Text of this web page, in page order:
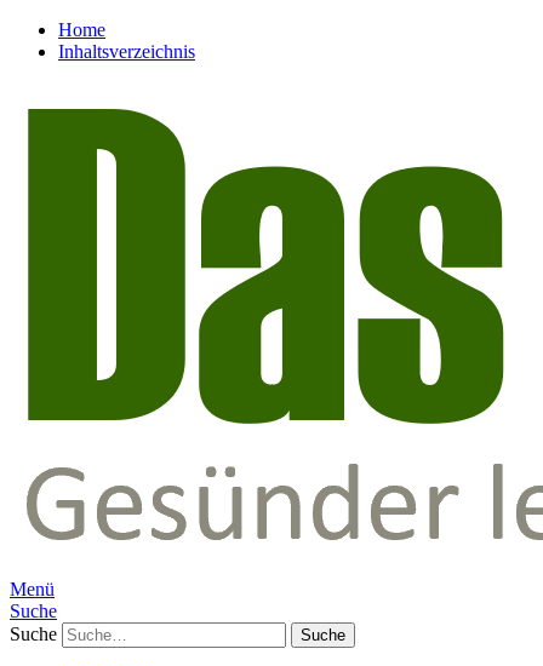
Home
Inhaltsverzeichnis
Menü
Suche
Suche